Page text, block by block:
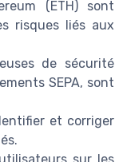
(ETH) sont
risques liés aux
de sécurité
SEPA, sont
et corriger